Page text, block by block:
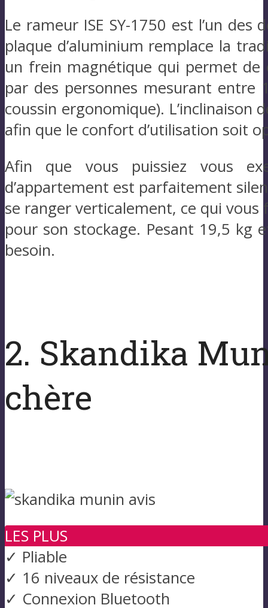
Le rameur ISE SY-1750 est l’un
plaque d’aluminium remplace la
un frein magnétique qui permet de
par des personnes mesurant entre
coussin ergonomique).
afin que le confort d’utilisation soit
Afin que vous puissiez vous
d’appartement est parfaitement
se ranger verticalement, ce qui vous
pour son stockage. Pesant 19,5 kg
besoin.
2. Skandika
chère
LES PLUS
✓ Pliable
✓ 16 niveaux de résistance
✓ Connexion Bluetooth